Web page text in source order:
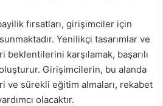
fırsatları, girişimciler için
Yenilikçi tasarımlar ve
karşılamak, başarılı
Girişimcilerin, bu alanda
ve sürekli eğitim almaları, rekabet
olacaktır.